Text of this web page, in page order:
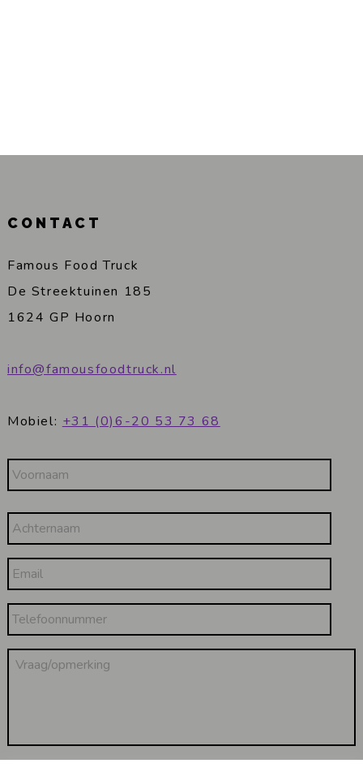
CONTACT
Famous Food Truck
De Streektuinen 185
1624 GP Hoorn
info@famousfoodtruck.nl
Mobiel:+31 (0)6-20 53 73 68
Naam
Voornaam
Achternaam
Email
Telefoonnummer
Vraag/opmerking